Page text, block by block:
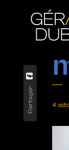
Partager 4